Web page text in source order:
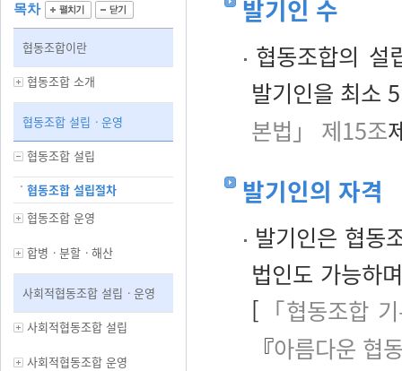
목차
협동조합이란
협동조합 소개
협동조합 설립ㆍ운영
협동조합 설립
협동조합 설립절차
협동조합 운영
합병ㆍ분할ㆍ해산
사회적협동조합 설립ㆍ운영
사회적협동조합 설립
사회적협동조합 운영
발기인 수
협동조합의 설
발기인을 최소
본법」 제15조
발기인의 자격
발기인은 협동
법인도 가능하
[ 「협동조합
『아름다운 협